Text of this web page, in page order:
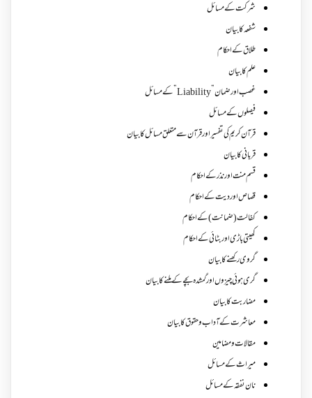
شرکت کے مسائل
شفعہ کا بیان
طلاق کے احکام
علم کا بیان
غصب اورضمان”Liability” کے مسائل
فیصلوں کے مسائل
قرآن کریم کی تفسیر اور قرآن سے متعلق مسائل کا بیان
قربانی کا بیان
قسم منت اور نذر کے احکام
قصاص اور دیت کے احکام
کفالت (ضمانت) کے احکام
کھیتی باڑی اور بٹائی کے احکام
گروی رکھنے کا بیان
گری ہوئی چیزوں اورگمشدہ بچے کے ملنے کا بیان
مضاربت کا بیان
معاشرت کے آداب و حقوق کا بیان
مقالات ومضامین
میراث کے مسائل
نان نفقہ کے مسائل